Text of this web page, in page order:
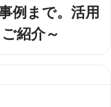
例まで。活用
紹介～